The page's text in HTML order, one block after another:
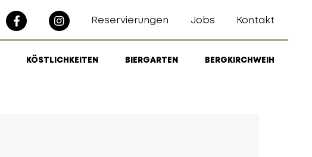
Reservierungen Jobs Kontakt
KÖSTLICHKEITEN BIERGARTEN BERGKIRCHWEIH